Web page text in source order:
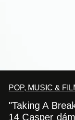
POP, MUSIC &
"Taking A
14 Casper